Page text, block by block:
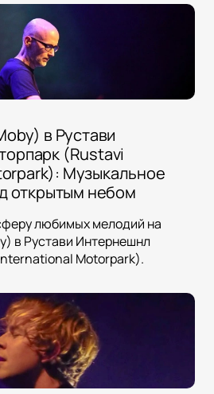
в Рустави
(Rustavi
Музыкальное
открытым небом
любимых мелодий на
в Рустави Интернешнл
Motorpark).